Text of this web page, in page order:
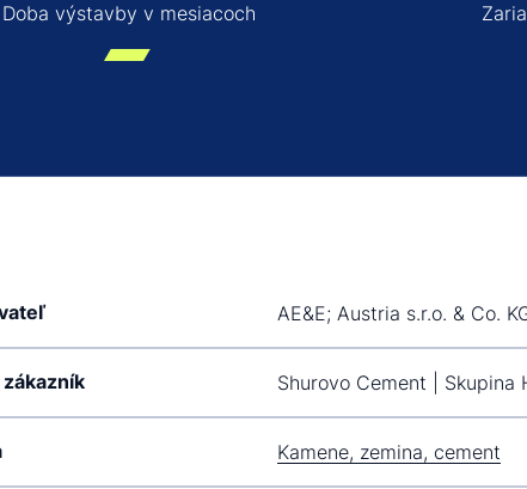
Doba výstavby v mesiacoch
AE&E; Austria s.r.o. & Co.
Shurovo Cement | Skupina
Kamene, zemina, cement